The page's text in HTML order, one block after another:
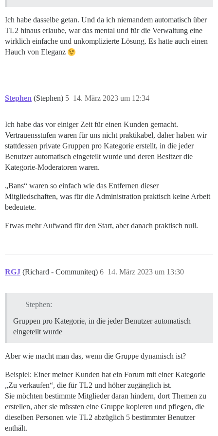
Ich habe dasselbe getan. Und da ich niemandem automatisch über
TL2 hinaus erlaube, war das mental und für die Verwaltung eine
wirklich einfache und unkomplizierte Lösung. Es hatte auch einen
Hauch von Eleganz
Stephen (Stephen) 14. März 2023 um 12:34
5
Ich habe das vor einiger Zeit für einen Kunden gemacht.
Vertrauensstufen waren für uns nicht praktikabel, daher haben wir
stattdessen private Gruppen pro Kategorie erstellt, in die jeder
Benutzer automatisch eingeteilt wurde und deren Besitzer die
Kategorie-Moderatoren waren.
„Bans“ waren so einfach wie das Entfernen dieser
Mitgliedschaften, was für die Administration praktisch keine Arbeit
bedeutete.
Etwas mehr Aufwand für den Start, aber danach praktisch null.
RGJ (Richard - Communiteq) 14. März 2023 um 13:30
6
Stephen:
Gruppen pro Kategorie, in die jeder Benutzer automatisch
eingeteilt wurde
Aber wie macht man das, wenn die Gruppe dynamisch ist?
Beispiel: Einer meiner Kunden hat ein Forum mit einer Kategorie
„Zu verkaufen“, die für TL2 und höher zugänglich ist.
Sie möchten bestimmte Mitglieder daran hindern, dort Themen zu
erstellen, aber sie müssten eine Gruppe kopieren und pflegen, die
dieselben Personen wie TL2 abzüglich 5 bestimmter Benutzer
enthält.